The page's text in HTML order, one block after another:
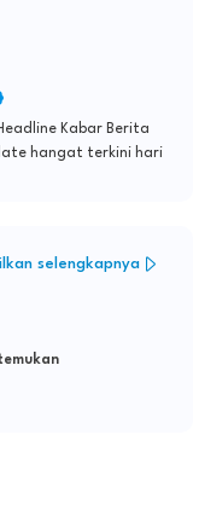
Kabar Berita
hangat terkini hari
selengkapnya